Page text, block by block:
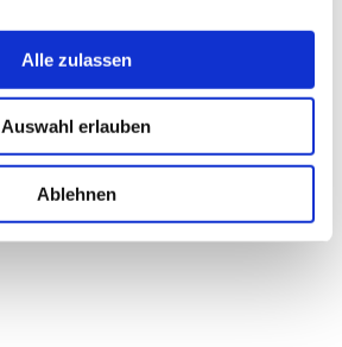
Alle zulassen
Auswahl erlauben
Ablehnen